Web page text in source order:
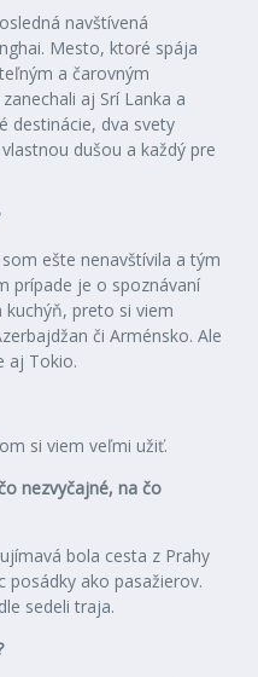
navštívená
Mesto, ktoré spája
a čarovným
aj Srí Lanka a
destinácie, dva svety
dušou a každý pre
ešte nenavštívila a tým
prípade je o spoznávaní
kuchýň, preto si viem
či Arménsko. Ale
aj Tokio.
si viem veľmi užiť.
nezvyčajné, na čo
bola cesta z Prahy
posádky ako pasažierov.
sedeli traja.